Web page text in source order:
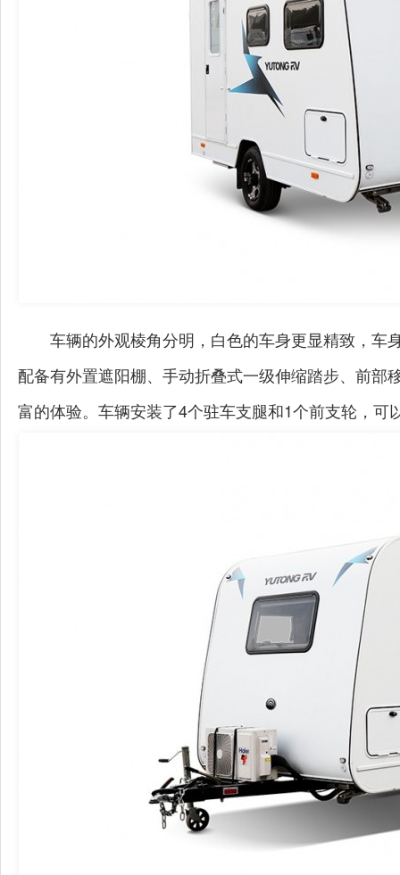
车辆的外观棱角分明，白色的车身更显精致，车
配备有外置遮阳棚、手动折叠式一级伸缩踏步、前
富的体验。车辆安装了4个驻车支腿和1个前支轮，可